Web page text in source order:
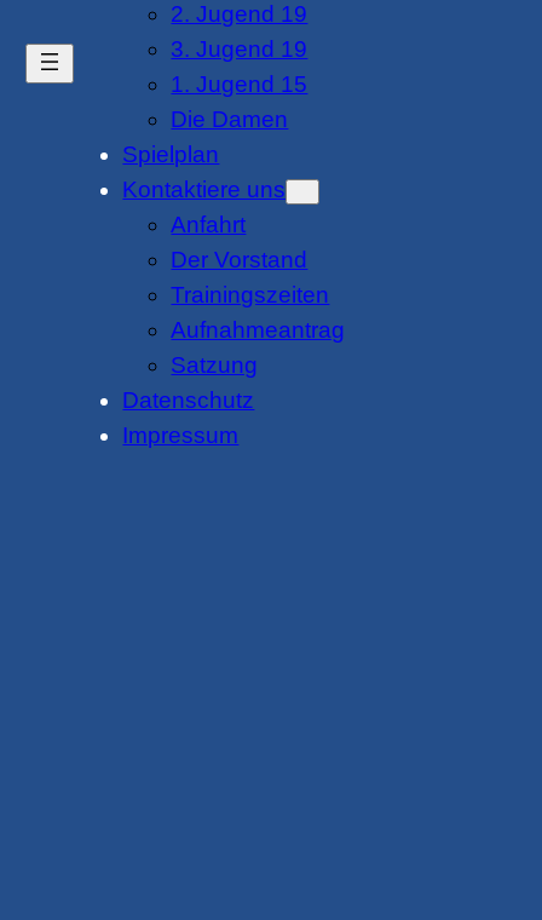
2. Jugend 19
3. Jugend 19
1. Jugend 15
Die Damen
Spielplan
Kontaktiere uns
Anfahrt
Der Vorstand
Trainingszeiten
Aufnahmeantrag
Satzung
Datenschutz
Impressum